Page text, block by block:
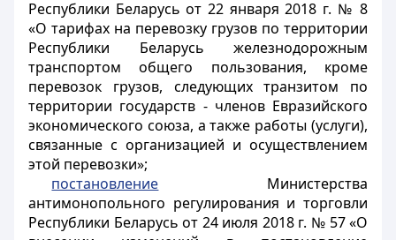
Республики Беларусь от 22 января 2018 г. № 8
«О тарифах на перевозку грузов по территории
Республики Беларусь железнодорожным
транспортом общего пользования, кроме
перевозок грузов, следующих транзитом по
территории государств - членов Евразийского
экономического союза, а также работы (услуги),
связанные с организацией и осуществлением
этой перевозки»;
постановление Министерства
антимонопольного регулирования и торговли
Республики Беларусь от 24 июля 2018 г. № 57 «О